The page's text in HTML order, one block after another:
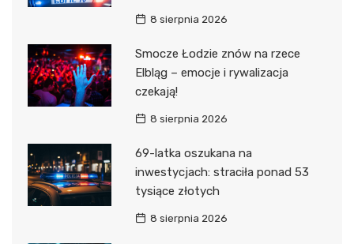
8 sierpnia 2026
Smocze Łodzie znów na rzece
Elbląg – emocje i rywalizacja
czekają!
8 sierpnia 2026
69-latka oszukana na
inwestycjach: straciła ponad 53
tysiące złotych
8 sierpnia 2026